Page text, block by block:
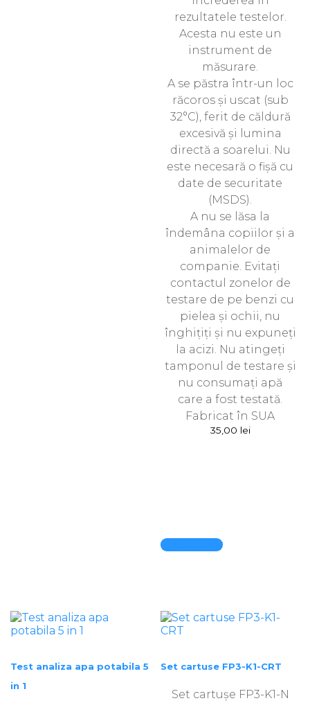
rezultatele testelor.
Acesta nu este un
instrument de
măsurare.
A se păstra într-un loc
răcoros și uscat (sub
32°C), ferit de căldură
excesivă și lumina
directă a soarelui. Nu
este necesară o fișă cu
date de securitate
(MSDS).
A nu se lăsa la
îndemâna copiilor și a
animalelor de
companie. Evitați
contactul zonelor de
testare de pe benzi cu
pielea și ochii, nu
înghițiți și nu expuneți
la acizi. Nu atingeți
tamponul de testare și
nu consumați apă
care a fost testată.
Fabricat în SUA
35,00 lei
Quick View
Test analiza apa potabila 5
in 1
Set cartuse FP3-K1-CRT
Set cartușe FP3-K1-N